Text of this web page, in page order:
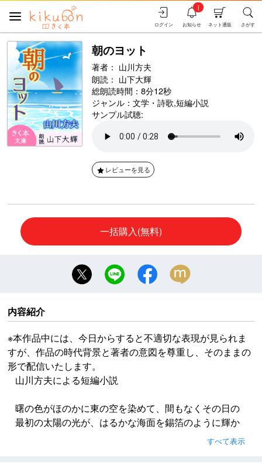
さがす
ネット通販
お知らせ
i
ログイン
朝のヨット
著者： 山川方夫
朗読： 山下大輝
総朗読時間：8分12秒
ジャンル： 文学・詩歌,短編小説
サンプル試聴:
レビューを見る
一括購入(無料)
内容紹介
※本作品中には、今日からすると不適切な表現が見られま
すが、作品の時代背景と著者の意図を尊重し、そのままの
形で配信いたします。
山川方夫による短編小説
曙の色がほのかに東の空を染めて、間もなくその日の
最初の太陽の光が、はるかな海面を錫箔のように輝か
せた。洋上はまだ薄暗く、空と海の境もはっきりしな
すべて表示